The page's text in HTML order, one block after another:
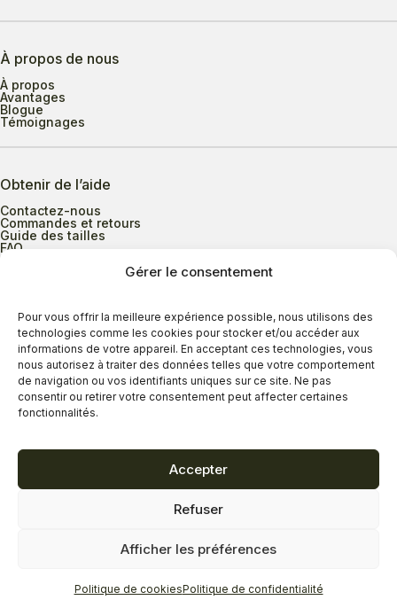
Gérer le consentement
Pour vous offrir la meilleure expérience possible, nous utilisons des
technologies comme les cookies pour stocker et/ou accéder aux
informations de votre appareil. En acceptant ces technologies, vous
nous autorisez à traiter des données telles que votre comportement
de navigation ou vos identifiants uniques sur ce site. Ne pas
consentir ou retirer votre consentement peut affecter certaines
fonctionnalités.
Accepter
Refuser
Afficher les préférences
Politique de cookiesPolitique de confidentialité
À propos de nous
À propos
Avantages
Blogue
Témoignages
Obtenir de l’aide
Contactez-nous
Commandes et retours
Guide des tailles
FAQ
Heures d’ouverture
Lundi au mercredi
9h00 à 17h30
Jeudi
9h00 à 20h00
Vendredi
9h00 à 18h00
Dimanche
11h00 à 16h30
Termes et conditions
Réalisation Zonart Communications